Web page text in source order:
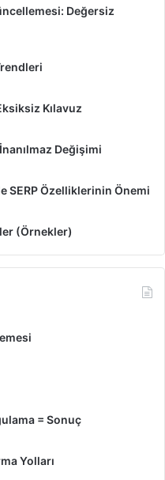
Değersiz
Kılavuz
Değişimi
SERP Özelliklerinin Önemi
(Örnekler)
= Sonuç
Yolları